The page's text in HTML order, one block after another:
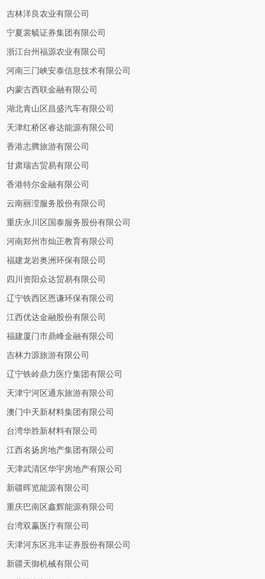
吉林洋良农业有限公司
宁夏裳毓证券集团有限公司
浙江台州福源农业有限公司
河南三门峡安泰信息技术有限公司
内蒙古西联金融有限公司
湖北青山区昌盛汽车有限公司
天津红桥区睿达能源有限公司
香港志腾旅游有限公司
甘肃瑞吉贸易有限公司
香港特尔金融有限公司
云南丽滢服务股份有限公司
重庆永川区国泰服务股份有限公司
河南郑州市灿正教育有限公司
福建龙岩奥洲环保有限公司
四川资阳众达贸易有限公司
辽宁铁西区恩谦环保有限公司
江西优达金融股份有限公司
福建厦门市鼎峰金融有限公司
吉林力源旅游有限公司
辽宁铁岭鼎力医疗集团有限公司
天津宁河区通东旅游有限公司
澳门中天新材料集团有限公司
台湾华胜新材料有限公司
江西名扬房地产集团有限公司
天津武清区华宇房地产有限公司
新疆晖览能源有限公司
重庆巴南区鑫辉能源有限公司
台湾双赢医疗有限公司
天津河东区兆丰证券股份有限公司
新疆天御机械有限公司